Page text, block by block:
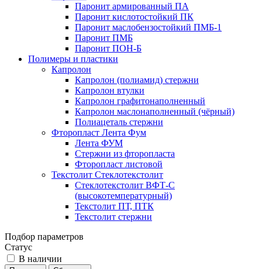
Паронит армированный ПА
Паронит кислотостойкий ПК
Паронит маслобензостойкий ПМБ-1
Паронит ПМБ
Паронит ПОН-Б
Полимеры и пластики
Капролон
Капролон (полиамид) стержни
Капролон втулки
Капролон графитонаполненный
Капролон маслонаполненный (чёрный)
Полиацеталь стержни
Фторопласт Лента Фум
Лента ФУМ
Стержни из фторопласта
Фторопласт листовой
Текстолит Стеклотекстолит
Стеклотекстолит ВФТ-С
(высокотемпературный)
Текстолит ПТ, ПТК
Текстолит стержни
Подбор параметров
Статус
В наличии